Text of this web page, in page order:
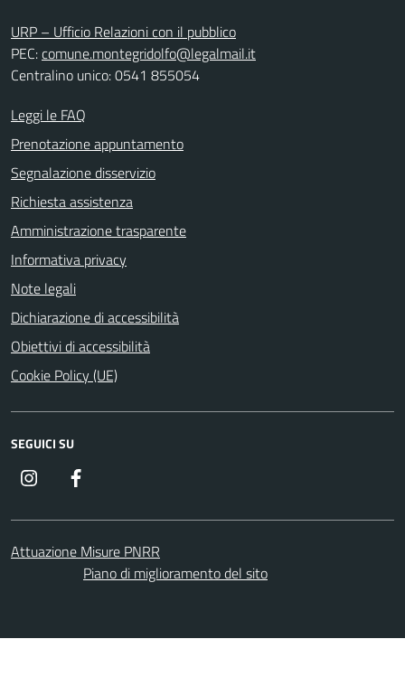
URP – Ufficio Relazioni con il pubblico
PEC:comune.montegridolfo@legalmail.it
Centralino unico: 0541 855054
Leggi le FAQ
Prenotazione appuntamento
Segnalazione disservizio
Richiesta assistenza
Amministrazione trasparente
Informativa privacy
Note legali
Dichiarazione di accessibilità
Obiettivi di accessibilità
Cookie Policy (UE)
SEGUICI SU
Instagram
Attuazione Misure PNRR
Piano di miglioramento del sito